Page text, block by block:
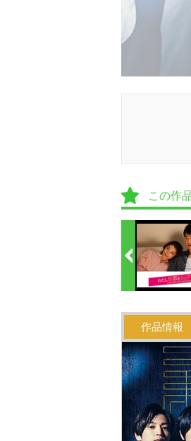
この作
作品情報